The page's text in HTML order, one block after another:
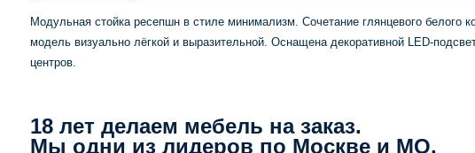
Модульная стойка ресепшн в стиле минимализм. Сочетание глянцевого белого
модель визуально лёгкой и выразительной. Оснащена декоративной LED-
центров.
18 лет делаем мебель на заказ.
Мы одни из лидеров по Москве и МО.